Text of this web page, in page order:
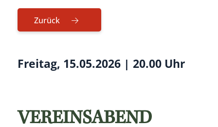
Zurück
Freitag, 15.05.2026 | 20.00 Uhr
VEREINSABEND